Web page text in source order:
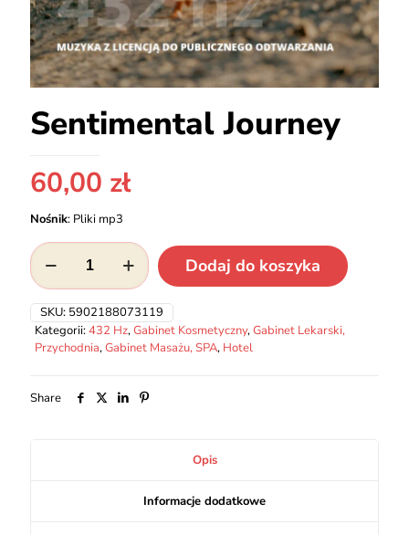
Sentimental Journey
60,00 zł
Nośnik: Pliki mp3
ilość
Sentimental
Journey
Dodaj do koszyka
SKU: 5902188073119
Kategorii:432 Hz,Gabinet Kosmetyczny,Gabinet Lekarski,
Przychodnia,Gabinet Masażu, SPA, Hotel
Share
Opis
Informacje dodatkowe